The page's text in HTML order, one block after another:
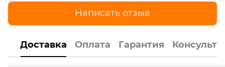
Написать отзыв
Доставка Оплата Гарантия